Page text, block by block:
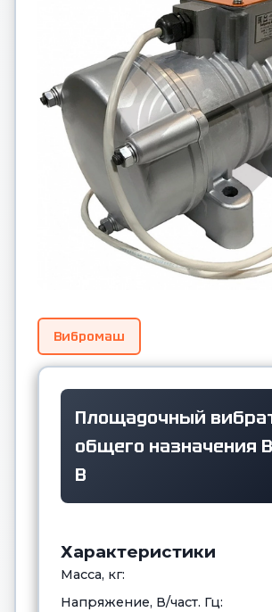
Вибромаш
Площадочный
общего назначения
В
Характеристики
Масса, кг:
Напряжение, В/част. Гц: